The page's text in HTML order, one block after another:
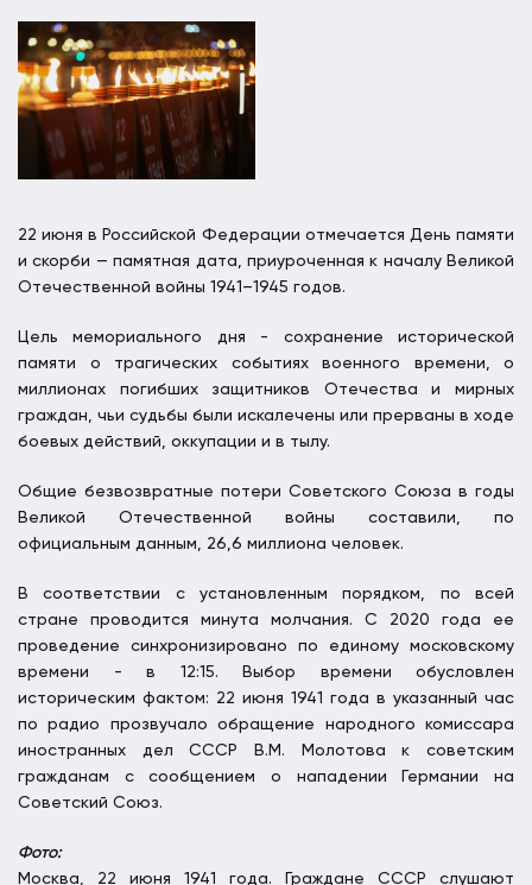
22 июня в Российской Федерации отмечается День памяти
и скорби — памятная дата, приуроченная к началу Великой
Отечественной войны 1941–1945 годов.
Цель мемориального дня - сохранение исторической
памяти о трагических событиях военного времени, о
миллионах погибших защитников Отечества и мирных
граждан, чьи судьбы были искалечены или прерваны в ходе
боевых действий, оккупации и в тылу.
Общие безвозвратные потери Советского Союза в годы
Великой Отечественной войны составили, по
официальным данным, 26,6 миллиона человек.
В соответствии с установленным порядком, по всей
стране проводится минута молчания. С 2020 года ее
проведение синхронизировано по единому московскому
времени - в 12:15. Выбор времени обусловлен
историческим фактом: 22 июня 1941 года в указанный час
по радио прозвучало обращение народного комиссара
иностранных дел СССР В.М. Молотова к советским
гражданам с сообщением о нападении Германии на
Советский Союз.
Фото:
Москва, 22 июня 1941 года. Граждане СССР слушают